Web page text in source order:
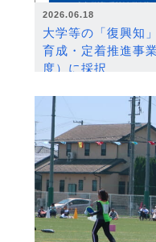
2026.06.18
大学等の「復興知
育成・定着推進事
度）に採択